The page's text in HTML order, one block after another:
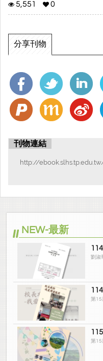
5,551
0
分享刊物
刊物連結
http://
NEW-最新
劉淑
第15
第15